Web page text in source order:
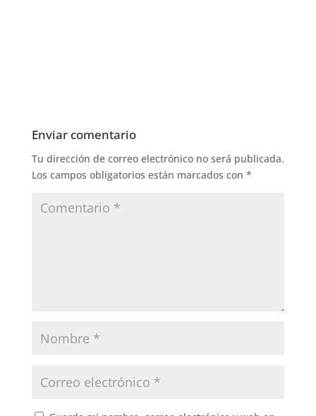
Enviar comentario
Tu dirección de correo electrónico no será publicada.
Los campos obligatorios están marcados con *